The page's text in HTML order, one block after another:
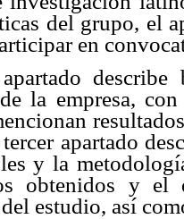
del grupo, el
en
la empresa,
apartado
y la
obtenidos y el
estudio, así